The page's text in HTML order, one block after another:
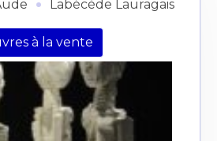
Labécède Lauragais
à la vente